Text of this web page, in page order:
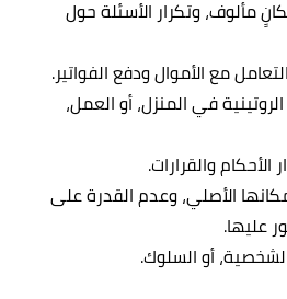
مألوف، وتكرار الأسئلة حول
مع الأموال ودفع الفواتير.
في المنزل، أو العمل،
والقرارات.
الأصلي، وعدم القدرة على
عليها.
أو السلوك.